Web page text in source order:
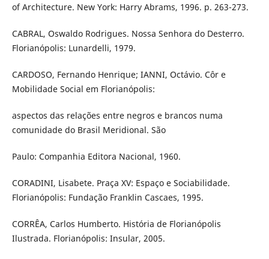
of Architecture. New York: Harry Abrams, 1996. p. 263-273.
CABRAL, Oswaldo Rodrigues. Nossa Senhora do Desterro.
Florianópolis: Lunardelli, 1979.
CARDOSO, Fernando Henrique; IANNI, Octávio. Côr e
Mobilidade Social em Florianópolis:
aspectos das relações entre negros e brancos numa
comunidade do Brasil Meridional. São
Paulo: Companhia Editora Nacional, 1960.
CORADINI, Lisabete. Praça XV: Espaço e Sociabilidade.
Florianópolis: Fundação Franklin Cascaes, 1995.
CORRÊA, Carlos Humberto. História de Florianópolis
Ilustrada. Florianópolis: Insular, 2005.